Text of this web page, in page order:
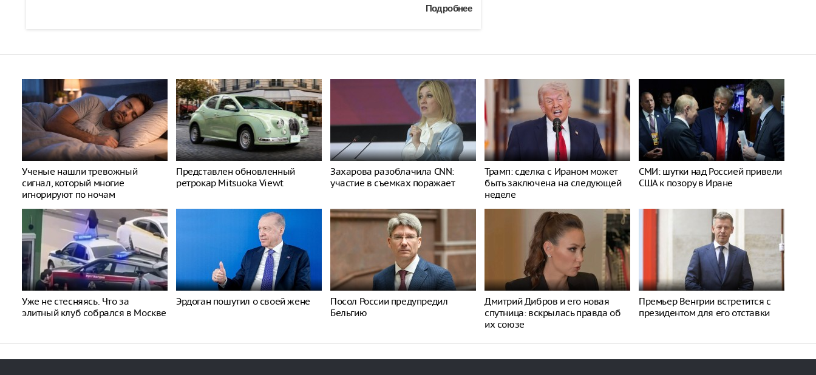
Подробнее
Ученые нашли тревожный
сигнал, который многие
игнорируют по ночам
Представлен обновленный
ретрокар Mitsuoka Viewt
Захарова разоблачила CNN:
участие в съемках поражает
Трамп: сделка с Ираном может
быть заключена на следующей
неделе
СМИ: шутки над Россией привели
США к позору в Иране
Уже не стесняясь. Что за
элитный клуб собрался в Москве
Эрдоган пошутил о своей жене
Посол России предупредил
Бельгию
Дмитрий Дибров и его новая
спутница: вскрылась правда об
их союзе
Премьер Венгрии встретится с
президентом для его отставки